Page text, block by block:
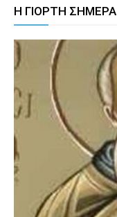
Η ΓΙΟΡΤΗ ΣΗΜΕΡΑ